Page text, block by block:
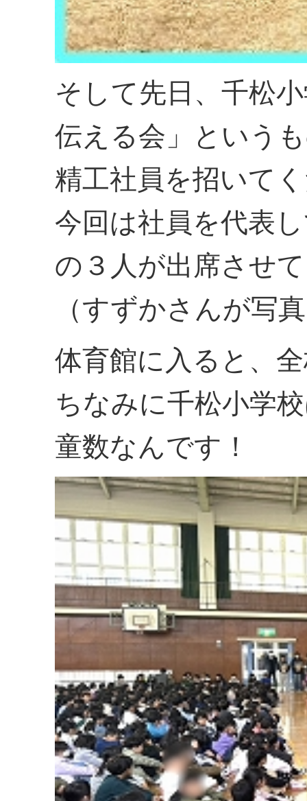
そして先日、千松
伝える会」という
精工社員を招いて
今回は社員を代表
の３人が出席させ
（すずかさんが写
体育館に入ると、
ちなみに千松小学
童数なんです！